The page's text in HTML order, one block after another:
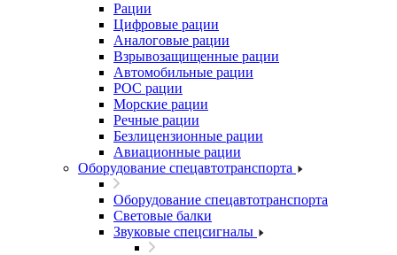
Рации
Цифровые рации
Аналоговые рации
Взрывозащищенные рации
Автомобильные рации
POC рации
Морские рации
Речные рации
Безлицензионные рации
Авиационные рации
Оборудование спецавтотранспорта
Оборудование спецавтотранспорта
Световые балки
Звуковые спецсигналы